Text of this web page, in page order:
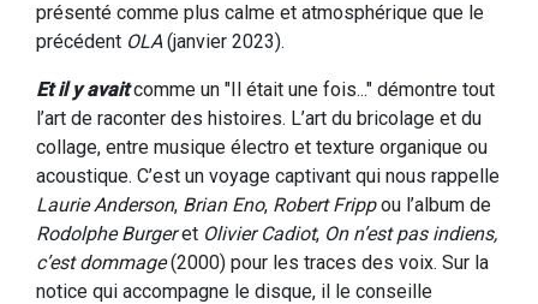
présenté comme plus calme et atmosphérique que le
précédent OLA(janvier 2023).
Et il y avaitcomme un "Il était une fois..." démontre tout
l’art de raconter des histoires. L’art du bricolage et du
collage, entre musique électro et texture organique ou
acoustique. C’est un voyage captivant qui nous rappelle
Laurie Anderson, Brian Eno, Robert Frippou l’album de
Rodolphe Burgeret Olivier Cadiot, On n’est pas indiens,
c’est dommage(2000) pour les traces des voix. Sur la
notice qui accompagne le disque, il le conseille